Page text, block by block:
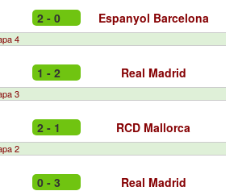
2 - 0 Espanyol Barcelona
4
1 - 2 Real Madrid
3
2 - 1 RCD Mallorca
2
0 - 3 Real Madrid